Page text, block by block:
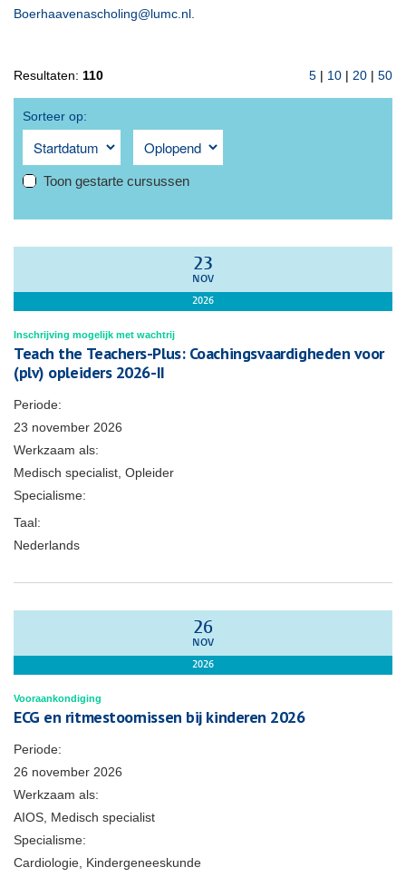
Boerhaavenascholing@lumc.nl
Resultaten: 110 5 | 10 | 20 | 50
Sorteer op:
Toon gestarte cursussen
23
NOV
2026
Inschrijving mogelijk met wachtrij
Teach the Teachers-Plus: Coachingsvaardigheden voor
(plv) opleiders 2026-II
Periode:
23 november 2026
Werkzaam als:
Medisch specialist, Opleider
Specialisme:
Taal:
Nederlands
26
NOV
2026
Vooraankondiging
ECG en ritmestoornissen bij kinderen 2026
Periode:
26 november 2026
Werkzaam als:
AIOS, Medisch specialist
Specialisme:
Cardiologie, Kindergeneeskunde